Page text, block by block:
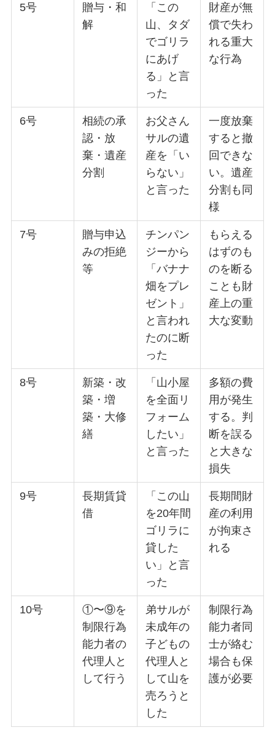
5号
贈与・和
解
「この
山、タダ
でゴリラ
にあげ
る」と言
った
財産が無
償で失わ
れる重大
な行為
6号
相続の承
認・放
棄・遺産
分割
お父さん
サルの遺
産を「い
らない」
と言った
一度放棄
すると撤
回できな
い。遺産
分割も同
様
7号
贈与申込
みの拒絶
等
チンパン
ジーから
「バナナ
畑をプレ
ゼント」
と言われ
たのに断
った
もらえる
はずのも
のを断る
ことも財
産上の重
大な変動
8号
新築・改
築・増
築・大修
繕
「山小屋
を全面リ
フォーム
したい」
と言った
多額の費
用が発生
する。判
断を誤る
と大きな
損失
9号
長期賃貸
借
「この山
を20年間
ゴリラに
貸した
い」と言
った
長期間財
産の利用
が拘束さ
れる
10号
①〜⑨を
制限行為
能力者の
代理人と
して行う
弟サルが
未成年の
子どもの
代理人と
して山を
売ろうと
した
制限行為
能力者同
士が絡む
場合も保
護が必要